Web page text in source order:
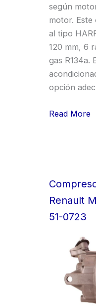
según
motor.
al tipo
120 mm, 6
gas R134a.
opción
Read More
Renault
51-0723